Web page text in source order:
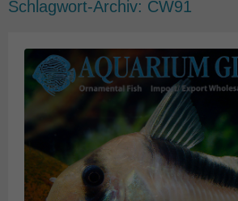
Schlagwort-Archiv: CW91